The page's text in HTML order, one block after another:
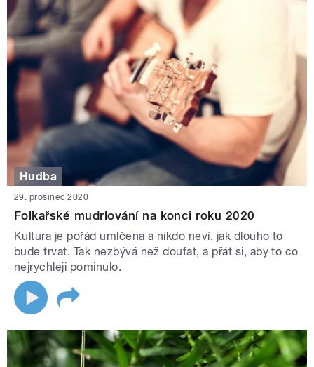
Hudba
29. prosinec 2020
Folkařské mudrlování na konci roku 2020
Kultura je pořád umlčena a nikdo neví, jak dlouho to
bude trvat. Tak nezbývá než doufat, a přát si, aby to co
nejrychleji pominulo.